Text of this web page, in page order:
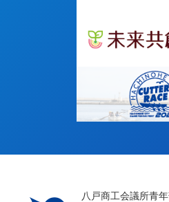
八戸商工会議所青年